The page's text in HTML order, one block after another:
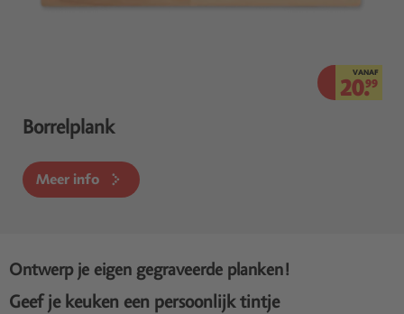
VANAF
20.99
Borrelplank
Meer info
Ontwerp je eigen gegraveerde planken!
Geef je keuken een persoonlijk tintje